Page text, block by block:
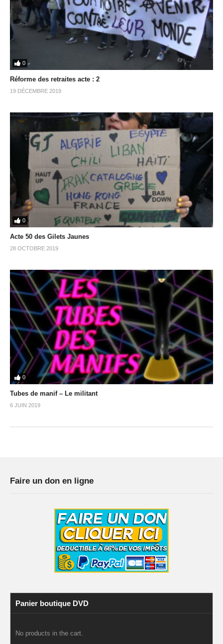
0
Réforme des retraites acte : 2
19 DÉCEMBRE 2019
0
Acte 50 des Gilets Jaunes
28 OCTOBRE 2019
0
Tubes de manif – Le militant
6 JUIN 2019
Faire un don en ligne
Panier boutique DVD
No products in the cart.